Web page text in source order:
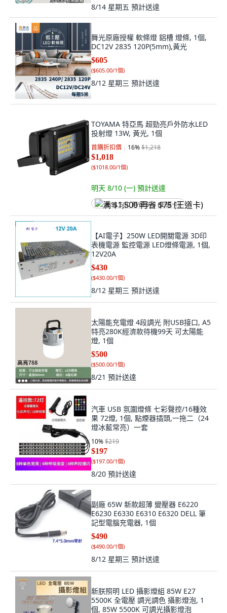
8/14 星期五 預計送達
舞光原廠授權 軟條燈 鋁槽 燈條, 1個,
DC12V 2835 120P(5mm),黃光
$605
($605.00/1個)
8/12 星期三 預計送達
TOYAMA 特亞馬 超勁亮戶外防水LED
投射燈 13W, 黃光, 1個
首購折扣價 16%$1,218
$1,018
($1018.00/1個)
明天 8/10 (一) 預計送達
满 $1,500 再省 $75 (王道卡)
【AI電子】250W LED開關電源 3D印
表機電源 監控電源 LED燈條電源, 1個,
12V20A
$430
($430.00/1個)
8/12 星期三 預計送達
太陽能充電燈 4段調光 附USB接口, A5
特亮280K經濟款待機99天 可太陽能
燈, 1個
$500
($500.00/1個)
8/21 預計送達
汽車 USB 氛圍燈條 七彩聲控/16種效
果 72燈, 1個, 點煙器插頭,一拖二（24
燈冰藍常亮）一套
10%$219
$197
($197.00/1個)
8/20 預計送達
副廠 65W 新款超薄 變壓器 E6220
E6230 E6330 E6310 E6320 DELL 筆
記型電腦充電器, 1個
$490
($490.00/1個)
8/12 星期三 預計送達
新朕照明 LED 攝影燈組 85W E27
5500K 全電壓 調光調色 攝影燈泡, 1
個, 85W 5500K 可調光攝影燈泡